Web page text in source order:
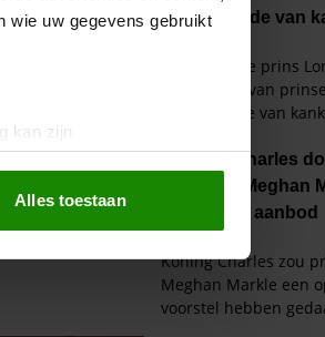
wie uw gegevens gebruikt
kan zijn
te bieden en om ons
partners voor social
die u aan ze heeft
Alles toestaan